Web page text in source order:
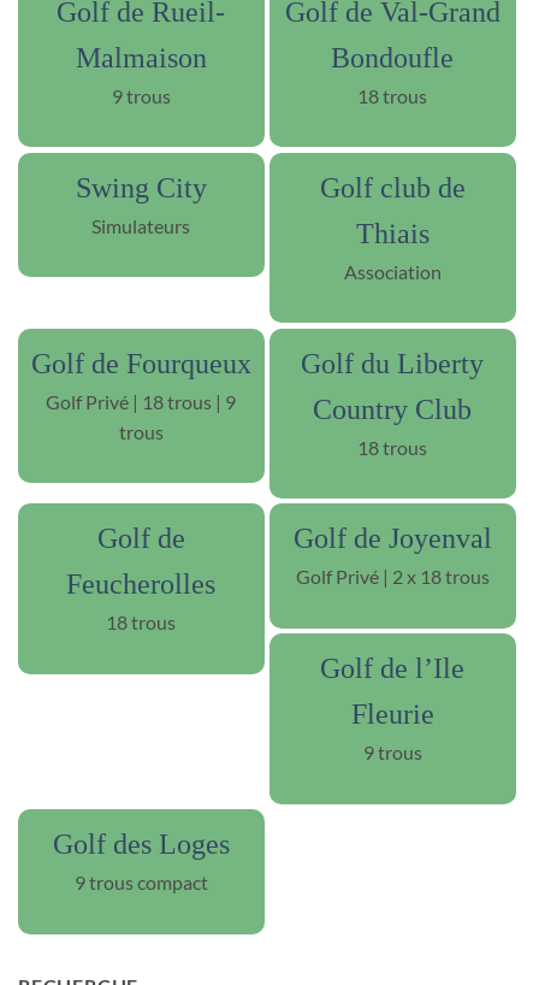
Golf de Rueil-
Malmaison
9 trous
Golf de Val-Grand
Bondoufle
18 trous
Swing City
Simulateurs
Golf club de
Thiais
Association
Golf de Fourqueux
Golf Privé | 18 trous | 9
trous
Golf du Liberty
Country Club
18 trous
Golf de
Feucherolles
18 trous
Golf de Joyenval
Golf Privé | 2 x 18 trous
Golf de l’Ile
Fleurie
9 trous
Golf des Loges
9 trous compact